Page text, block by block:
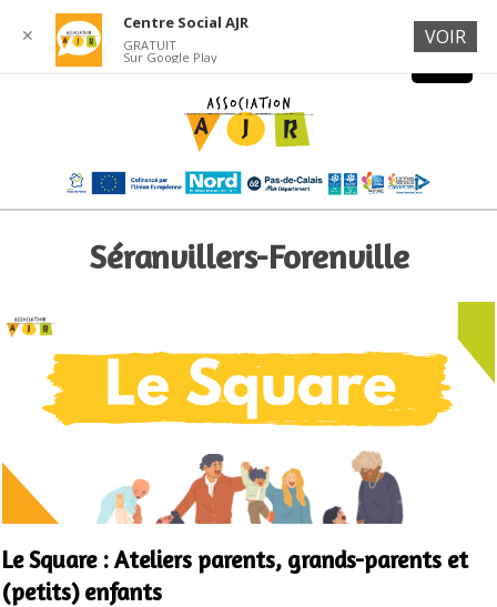
Séranvillers-Forenville
Le Square : Ateliers parents, grands-parents et
(petits) enfants
✕
Centre Social AJR
GRATUIT
Sur Google Play
VOIR